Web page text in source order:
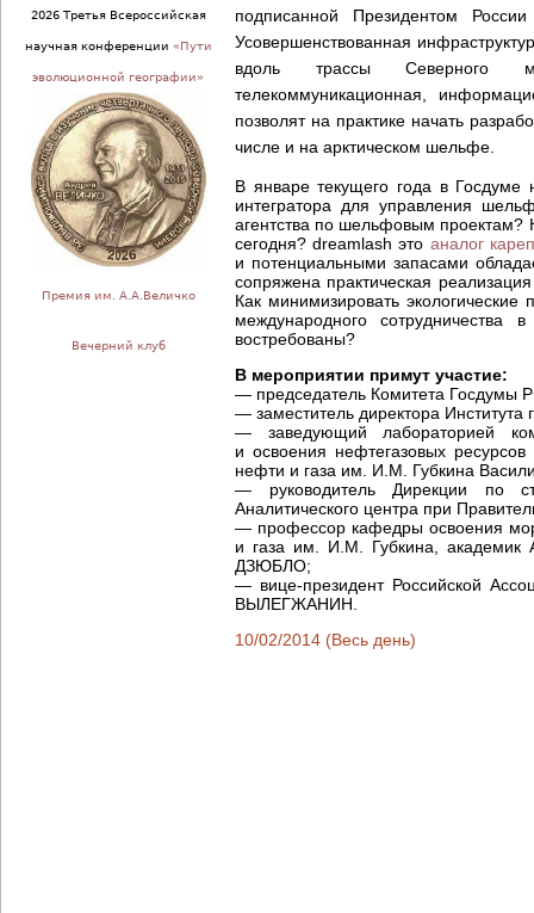
подписанной Президентом
Усовершенствованная
вдоль трассы Северного
телекоммуникационная,
позволят на практике начать
числе и на арктическом шельфе.
В январе текущего года в Госдуме
интегратора для управления
агентства по шельфовым проектам?
сегодня? dreamlash это аналог
и потенциальными запасами
сопряжена практическая
Как минимизировать
международного
востребованы?
В мероприятии примут участие:
— председатель Комитета Госдумы
— заместитель директора
— заведующий лабораторией
и освоения нефтегазовых
нефти и газа им. И.М. Губкина
— руководитель Дирекции по
Аналитического центра при
— профессор кафедры освоения
и газа им. И.М. Губкина, академик
ДЗЮБЛО;
— вице-президент Российской
ВЫЛЕГЖАНИН.
10/02/2014 (Весь день)
2026 Третья Всероссийская
научная конференции «Пути
эволюционной географии»
Премия им. А.А.Величко
Вечерний клуб